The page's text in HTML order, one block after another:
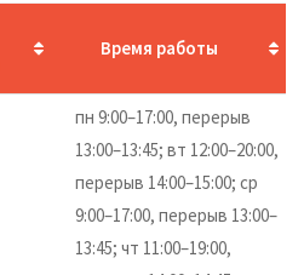
Время работы
пн 9:00–17:00, перерыв
13:00–13:45; вт 12:00–20:00,
перерыв 14:00–15:00; ср
9:00–17:00, перерыв 13:00–
13:45; чт 11:00–19:00,